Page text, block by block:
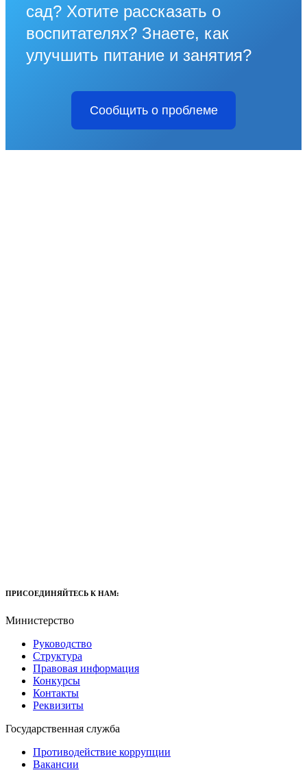
сад? Хотите рассказать о
воспитателях? Знаете, как
улучшить питание и занятия?
Сообщить о проблеме
ПРИСОЕДИНЯЙТЕСЬ К НАМ:
Министерство
Руководство
Структура
Правовая информация
Конкурсы
Контакты
Реквизиты
Государственная служба
Противодействие коррупции
Вакансии